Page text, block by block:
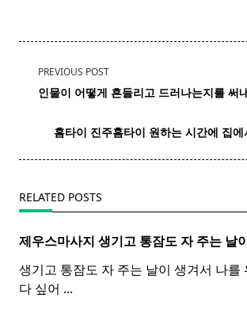
<span
class="nav-
screen-
text">Page</span>
PREVIOUS POST
인물이 어떻게 흔들리고 드러나는지를 써
홈타이 진주홈타이 원하는 시간에 집
RELATED POSTS
제우스마사지 생기고 통잠도 자 주는 날
생기고 통잠도 자 주는 날이 생겨서 나를
다 싶어 ...